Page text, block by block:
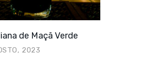
de Maçã Verde
2023